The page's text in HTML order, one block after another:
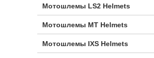
Мотошлемы LS2 Helmets
Мотошлемы MT Helmets
Мотошлемы IXS Helmets